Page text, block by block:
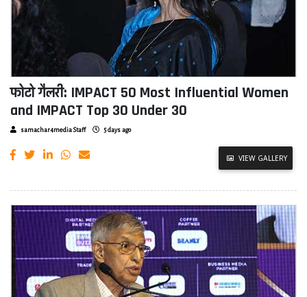
फोटो गैलरी: IMPACT 50 Most Influential Women
and IMPACT Top 30 Under 30
samachar4media Staff 5 days ago
VIEW GALLERY